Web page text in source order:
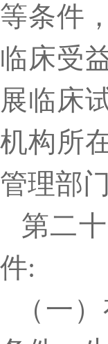
等条件
临床受
展临床
机构所
管理部
第二
件:
（一